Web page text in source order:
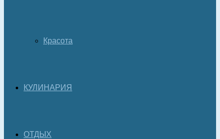
Красота
КУЛИНАРИЯ
ОТДЫХ